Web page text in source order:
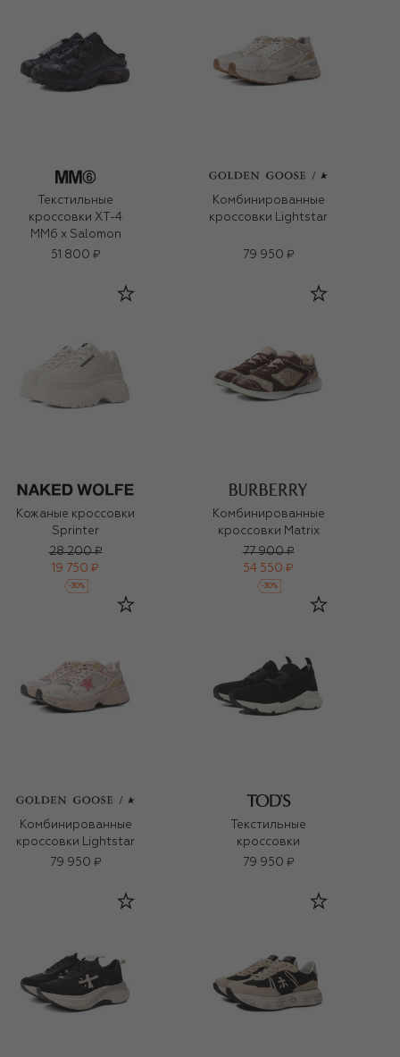
Текстильные
кроссовки XT-4
MM6 x Salomon
51 800 ₽
Комбинированные
кроссовки Lightstar
79 950 ₽
Кожаные кроссовки
Sprinter
28 200 ₽
19 750 ₽
-30%
Комбинированные
кроссовки Matrix
77 900 ₽
54 550 ₽
-30%
Комбинированные
кроссовки Lightstar
79 950 ₽
Текстильные
кроссовки
79 950 ₽